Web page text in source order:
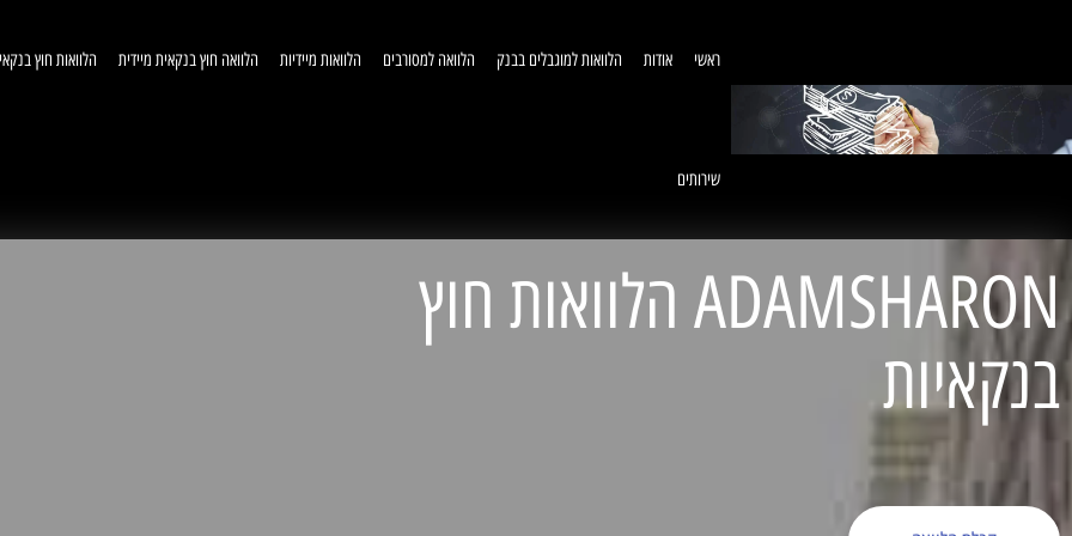
ראשי אודות הלוואות למוגבלים בבנק הלוואה למסורבים הלוואות מיידיות הלוואה חוץ בנקאית מיידית הלוואות חוץ
שירותים
ADAMSHARON הלוואות חוץ
בנקאיות